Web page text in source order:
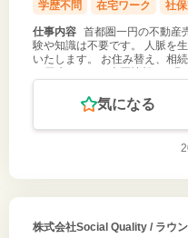
学歴不問
在宅ワーク 社
仕事内容 首都圏一円の不動産
験や知識は不要です。 人脈を
いたします。 お住み替え、相
や戸建てなどの売買情報をお
討可能） また、
気になる
株式会社Social Quality/ ラウ